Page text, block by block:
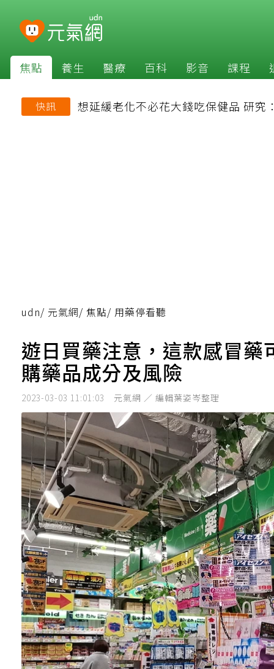
焦點 養生 醫療 百科 影音 課程
快訊 想延緩老化不必花大錢吃保健品 研
udn/ 元氣網/ 焦點/ 用藥停看聽
遊日買藥注意，這款感冒
購藥品成分及風險
2023-03-03 11:01:03 元氣網 ／ 編輯葉姿岑整理